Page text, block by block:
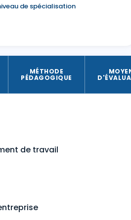
de spécialisation
MÉTHODE
PÉDAGOGIQUE
de travail